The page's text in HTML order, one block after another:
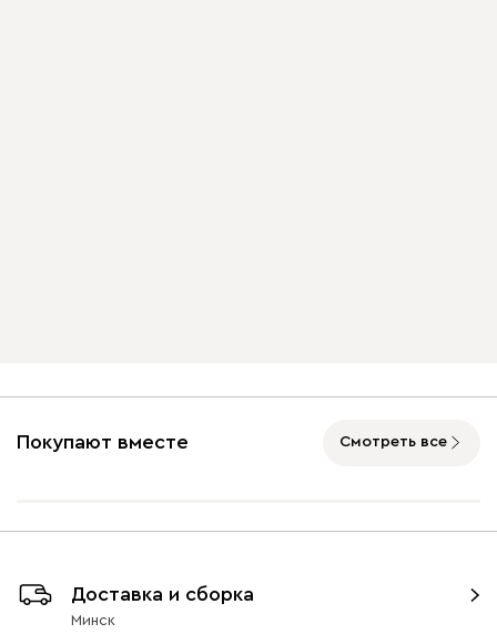
Покупают вместе Смотреть все
Доставка и сборка
Минск